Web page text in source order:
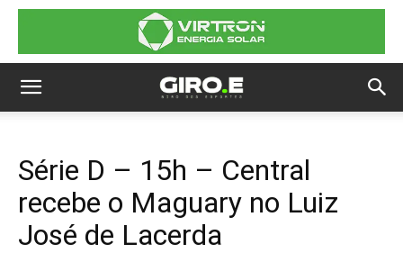
Série D – 15h – Central
recebe o Maguary no Luiz
José de Lacerda